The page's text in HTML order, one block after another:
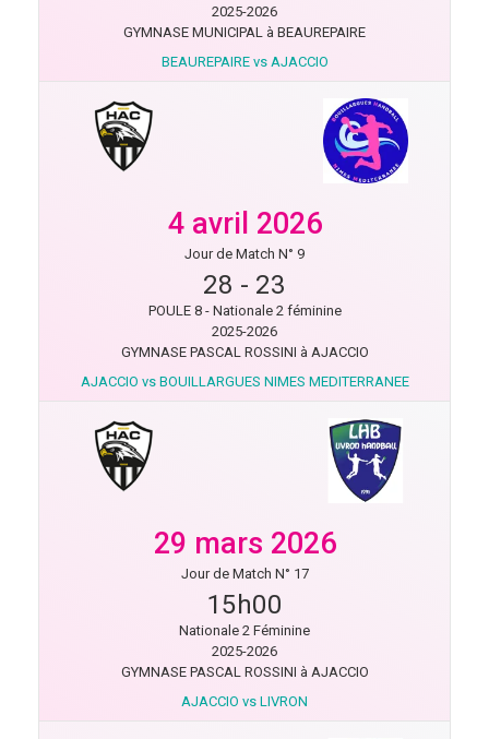
2025-2026
GYMNASE MUNICIPAL à BEAUREPAIRE
BEAUREPAIRE vs AJACCIO
4 avril 2026
Jour de Match N° 9
28 - 23
POULE 8 - Nationale 2 féminine
2025-2026
GYMNASE PASCAL ROSSINI à AJACCIO
AJACCIO vs BOUILLARGUES NIMES MEDITERRANEE
29 mars 2026
Jour de Match N° 17
15h00
Nationale 2 Féminine
2025-2026
GYMNASE PASCAL ROSSINI à AJACCIO
AJACCIO vs LIVRON